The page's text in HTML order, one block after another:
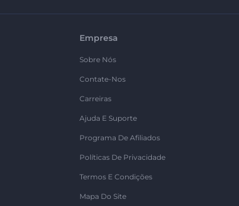
Empresa
Sobre Nós
Contate-Nos
Carreiras
Ajuda E Suporte
Programa De Afiliados
Políticas De Privacidade
Termos E Condições
Mapa Do Site